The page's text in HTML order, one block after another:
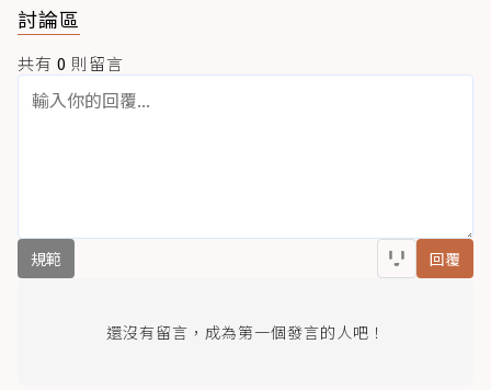
討論區
共有 0 則留言
規範 回覆
還沒有留言，成為第一個發言的人吧！